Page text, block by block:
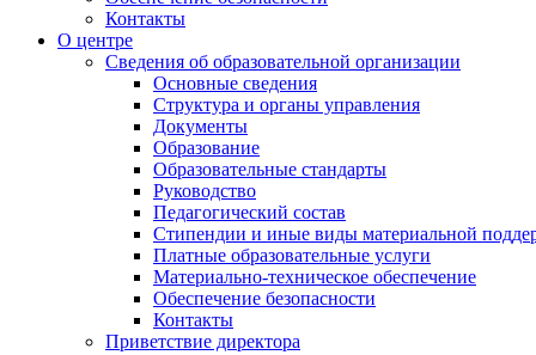
Контакты
О центре
Сведения об образовательной организации
Основные сведения
Структура и органы управления
Документы
Образование
Образовательные стандарты
Руководство
Педагогический состав
Стипендии и иные виды материальной
Платные образовательные услуги
Материально-техническое обеспечение
Обеспечение безопасности
Контакты
Приветствие директора